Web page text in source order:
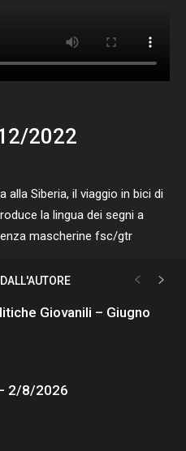
2022
alla Siberia, il viaggio in bici di
la lingua dei segni a
mascherine fsc/gtr
Giovanili – Giugno
2/8/2026